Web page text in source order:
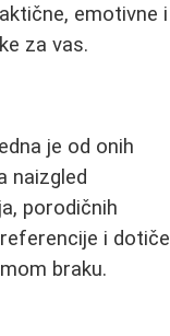
emotivne i
za vas.
je od onih
naizgled
porodičnih
i dotiče
braku.